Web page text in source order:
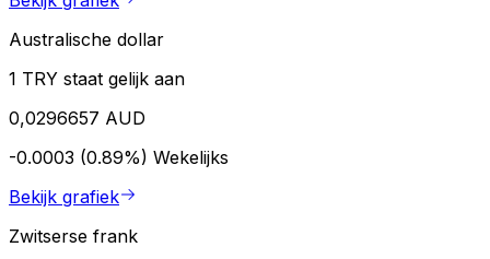
Australische dollar
1 TRY staat gelijk aan
0,0296657 AUD
-0.0003 (0.89%) Wekelijks
Bekijk grafiek
Zwitserse frank